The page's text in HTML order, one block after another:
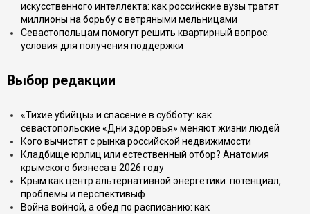
искусственного интеллекта: как российские вузы тратят
миллионы на борьбу с ветряными мельницами
Севастопольцам помогут решить квартирный вопрос:
условия для получения поддержки
Выбор редакции
«Тихие убийцы» и спасение в субботу: как
севастопольские «Дни здоровья» меняют жизни людей
Кого вычистят с рынка российской недвижимости
Кладбище юрлиц или естественный отбор? Анатомия
крымского бизнеса в 2026 году
Крым как центр альтернативной энергетики: потенциал,
проблемы и перспективыф
Война войной, а обед по расписанию: как